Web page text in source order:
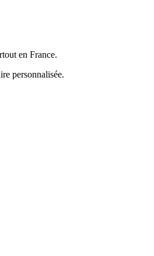
en France.
personnalisée.